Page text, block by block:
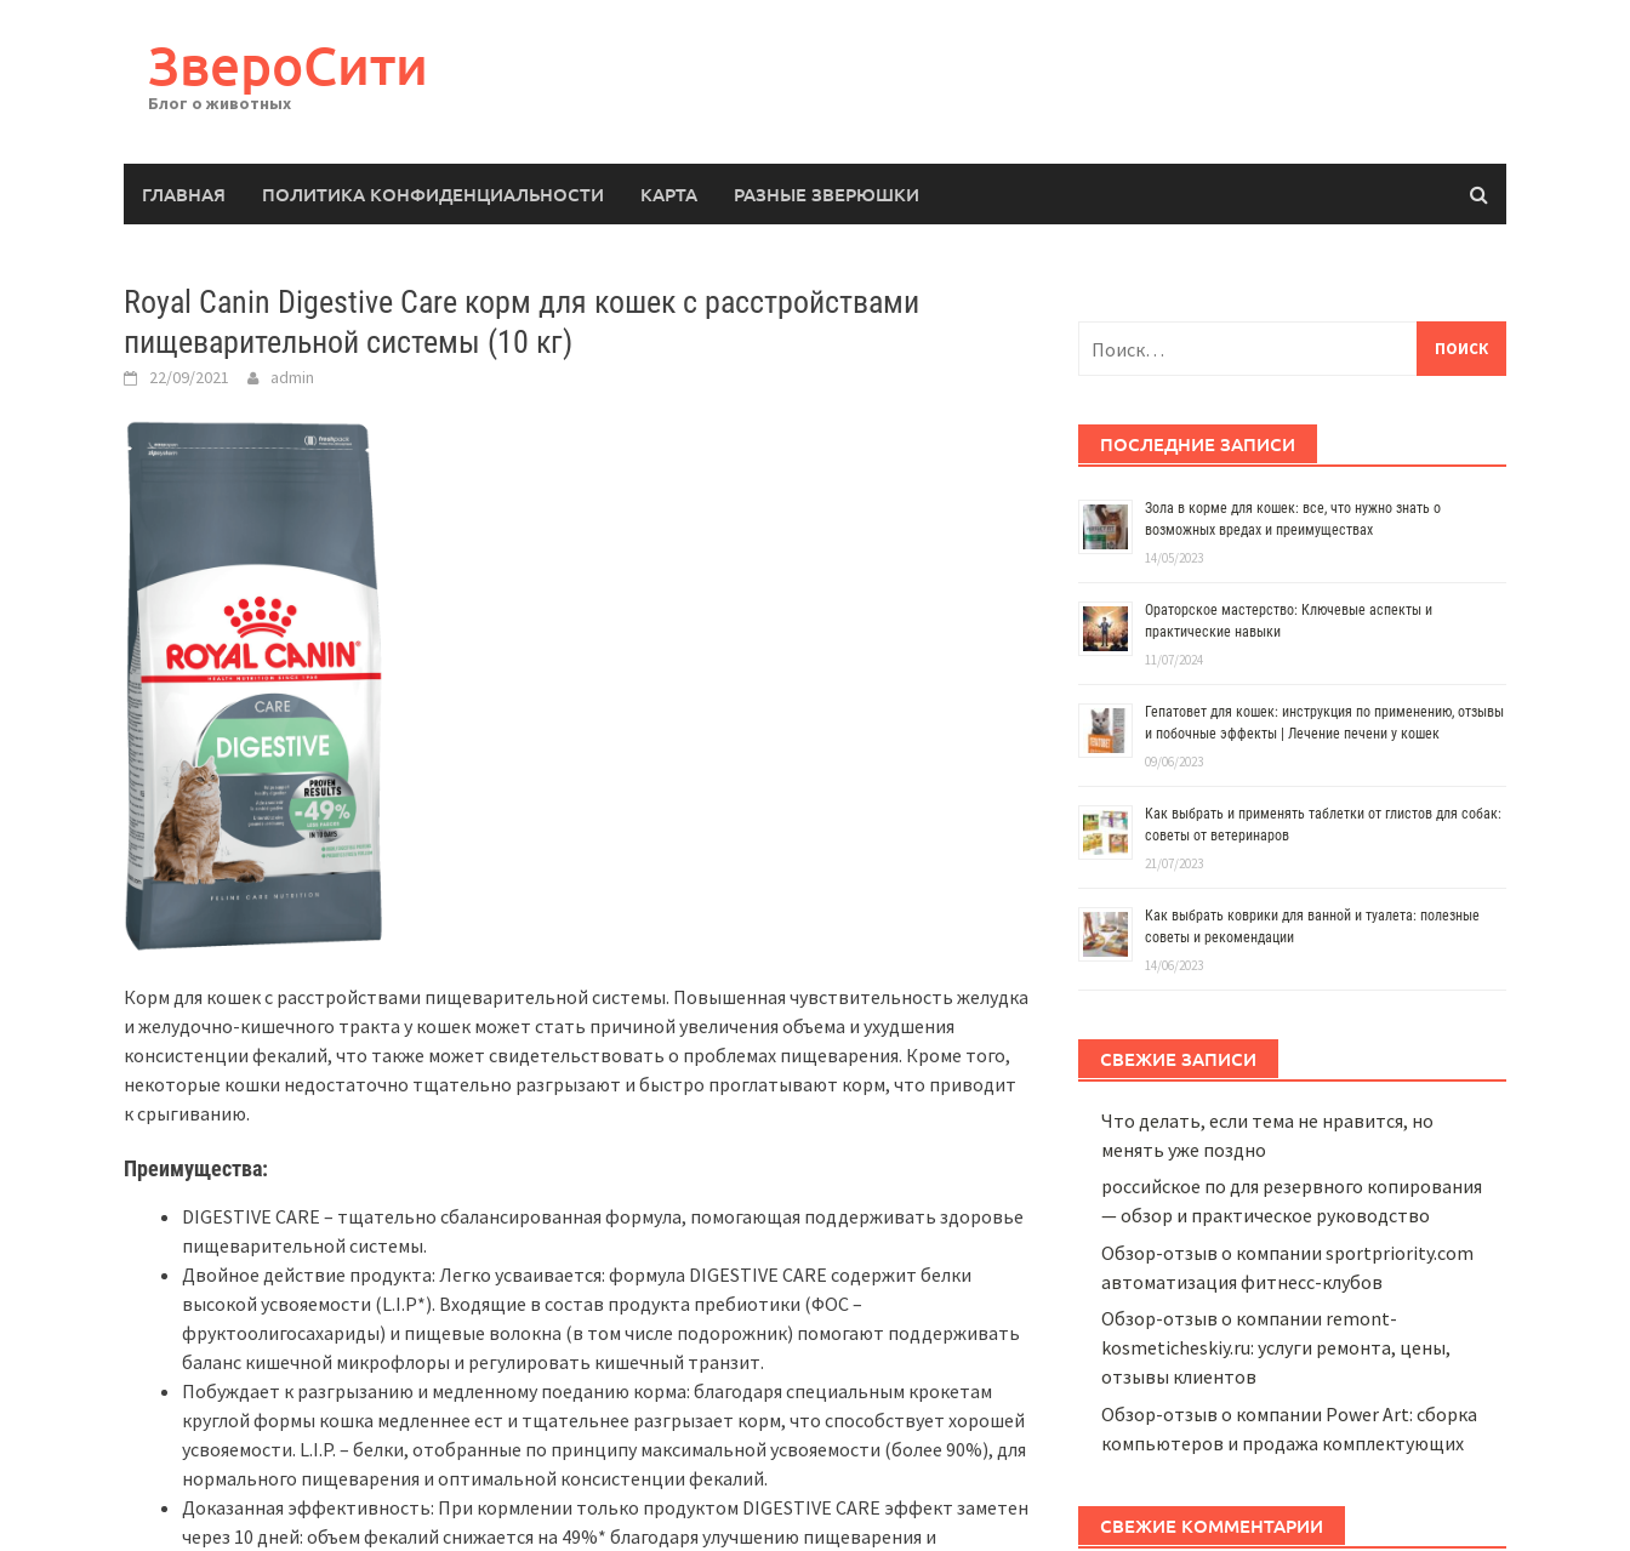
ЗвероСити
Блог о животных
ГЛАВНАЯ ПОЛИТИКА КОНФИДЕНЦИАЛЬНОСТИ КАРТА РАЗНЫЕ ЗВЕРЮШКИ
Royal Canin Digestive Care корм для кошек с расстройствами
пищеварительной системы (10 кг)
22/09/2021 admin
Корм для кошек с расстройствами пищеварительной системы. Повышенная чувствительность желудка
и желудочно-кишечного тракта у кошек может стать причиной увеличения объема и ухудшения
консистенции фекалий, что также может свидетельствовать о проблемах пищеварения. Кроме того,
некоторые кошки недостаточно тщательно разгрызают и быстро проглатывают корм, что приводит
к срыгиванию.
Преимущества:
DIGESTIVE CARE – тщательно сбалансированная формула, помогающая поддерживать здоровье
пищеварительной системы.
Двойное действие продукта: Легко усваивается: формула DIGESTIVE CARE содержит белки
высокой усвояемости (L.I.P*). Входящие в состав продукта пребиотики (ФОС –
фруктоолигосахариды) и пищевые волокна (в том числе подорожник) помогают поддерживать
баланс кишечной микрофлоры и регулировать кишечный транзит.
Побуждает к разгрызанию и медленному поеданию корма: благодаря специальным крокетам
круглой формы кошка медленнее ест и тщательнее разгрызает корм, что способствует хорошей
усвояемости. L.I.P. – белки, отобранные по принципу максимальной усвояемости (более 90%), для
нормального пищеварения и оптимальной консистенции фекалий.
Доказанная эффективность: При кормлении только продуктом DIGESTIVE CARE эффект заметен
через 10 дней: объем фекалий снижается на 49%* благодаря улучшению пищеварения и
ПОСЛЕДНИЕ ЗАПИСИ
Зола в корме для кошек: все, что нужно знать о
возможных вредах и преимуществах
14/05/2023
Ораторское мастерство: Ключевые аспекты и
практические навыки
11/07/2024
Гепатовет для кошек: инструкция по применению, отзывы
и побочные эффекты | Лечение печени у кошек
09/06/2023
Как выбрать и применять таблетки от глистов для собак:
советы от ветеринаров
21/07/2023
Как выбрать коврики для ванной и туалета: полезные
советы и рекомендации
14/06/2023
СВЕЖИЕ ЗАПИСИ
Что делать, если тема не нравится, но
менять уже поздно
российское по для резервного копирования
— обзор и практическое руководство
Обзор-отзыв о компании sportpriority.com
автоматизация фитнесс-клубов
Обзор-отзыв о компании remont-
kosmeticheskiy.ru: услуги ремонта, цены,
отзывы клиентов
Обзор-отзыв о компании Power Art: сборка
компьютеров и продажа комплектующих
СВЕЖИЕ КОММЕНТАРИИ